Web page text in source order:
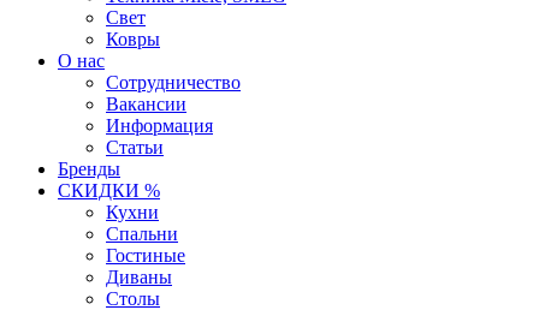
Свет
Ковры
О нас
Сотрудничество
Вакансии
Информация
Статьи
Бренды
СКИДКИ %
Кухни
Спальни
Гостиные
Диваны
Столы